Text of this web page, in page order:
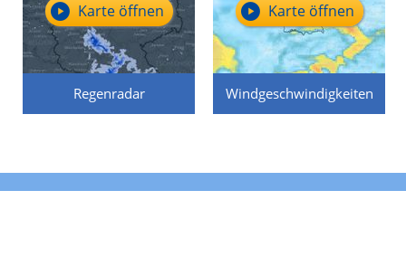
Regenradar
Karte öffnen
Windgeschwindigkeiten
Karte öffnen